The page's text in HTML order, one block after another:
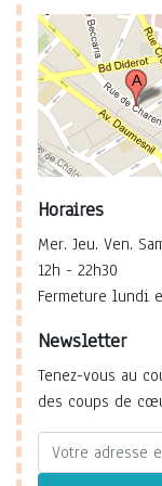
Horaires
Mer. Jeu. Ven.
12h - 22h30
Fermeture lundi
Newsletter
Tenez-vous au
des coups de